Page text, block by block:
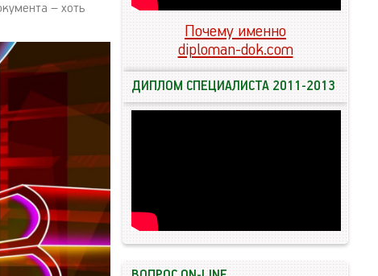
– хоть
Почему именно
diploman-dok.com
ДИПЛОМ СПЕЦИАЛИСТА 2011-2013